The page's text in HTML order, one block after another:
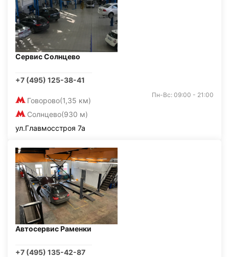
Сервис Солнцево
+7 (495) 125-38-41
Говорово(1,35 км)
Солнцево(930 м)
Пн-Вс: 09:00 - 21:00
ул.Главмосстроя 7а
Автосервис Раменки
+7 (495) 135-42-87